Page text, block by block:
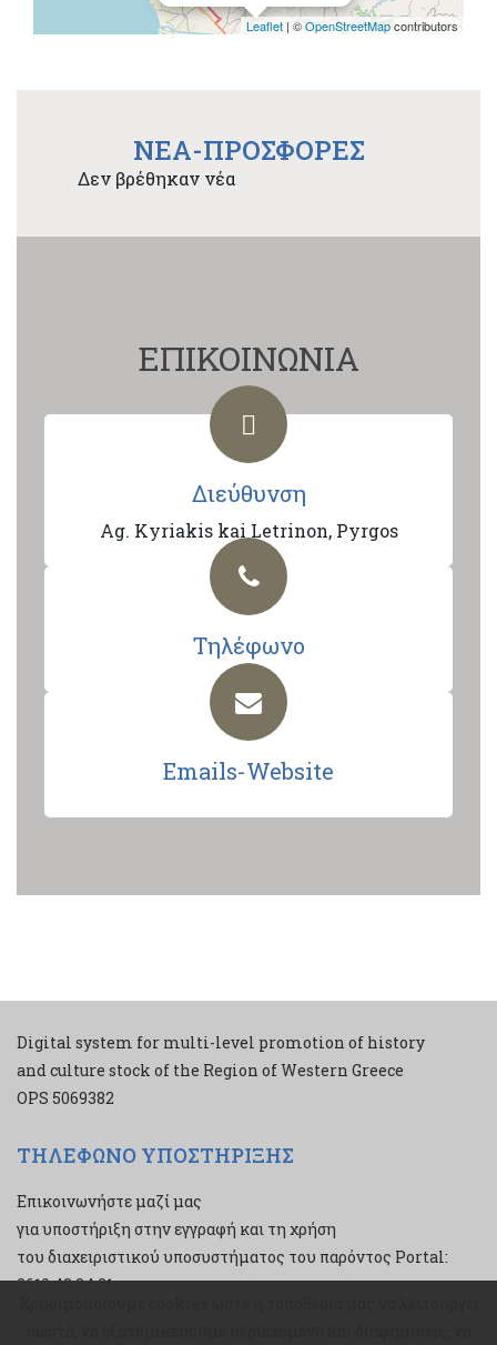
Leaflet | ©OpenStreetMapcontributors
NEA-ΠΡΟΣΦΟΡΕΣ
Δεν βρέθηκαν νέα
ΕΠΙΚΟΙΝΩΝΙΑ
Διεύθυνση
Ag. Kyriakis kai Letrinon, Pyrgos
Τηλέφωνο
Emails-Website
Digital system for multi-level promotion of history
and culture stock of the Region of Western Greece
ΟPS 5069382
ΤΗΛΕΦΩΝΟ ΥΠΟΣΤΗΡΙΞΗΣ
Επικοινωνήστε μαζί μας
για υποστήριξη στην εγγραφή και τη χρήση
του διαχειριστικού υποσυστήματος του παρόντος Portal:
2610 43 34 21